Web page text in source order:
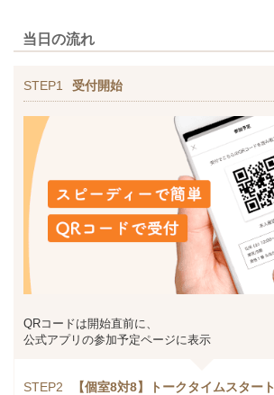
当日の流れ
STEP1 受付開始
QRコードは開始直前に、
公式アプリの参加予定ページに表示
STEP2 【個室8対8】トークタイムスタート